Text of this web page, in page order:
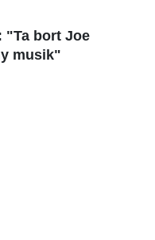
"Ta bort Joe
musik"